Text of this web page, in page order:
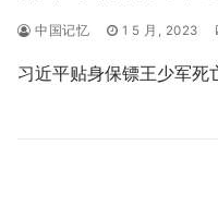
中国记忆 1 5 月, 2023
习近平贴身保镖王少军